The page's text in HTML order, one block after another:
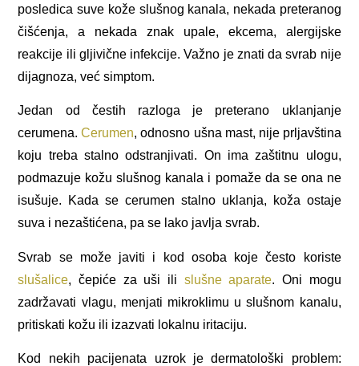
posledica suve kože slušnog kanala, nekada preteranog
čišćenja, a nekada znak upale, ekcema, alergijske
reakcije ili gljivične infekcije. Važno je znati da svrab nije
dijagnoza, već simptom.
Jedan od čestih razloga je preterano uklanjanje
cerumena.Cerumen, odnosno ušna mast, nije prljavština
koju treba stalno odstranjivati. On ima zaštitnu ulogu,
podmazuje kožu slušnog kanala i pomaže da se ona ne
isušuje. Kada se cerumen stalno uklanja, koža ostaje
suva i nezaštićena, pa se lako javlja svrab.
Svrab se može javiti i kod osoba koje često koriste
slušalice, čepiće za uši ili slušne aparate. Oni mogu
zadržavati vlagu, menjati mikroklimu u slušnom kanalu,
pritiskati kožu ili izazvati lokalnu iritaciju.
Kod nekih pacijenata uzrok je dermatološki problem: